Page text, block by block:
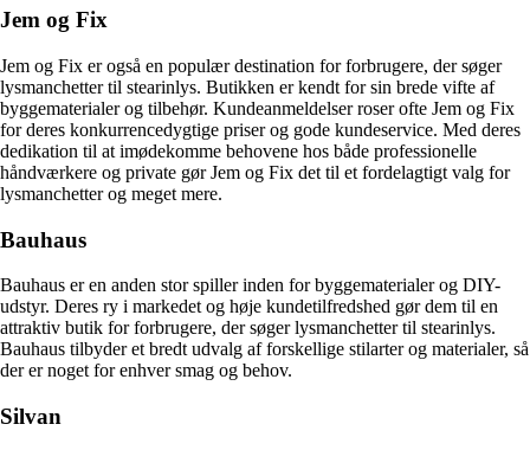
Jem og Fix
Jem og Fix er også en populær destination for forbrugere, der søger
lysmanchetter til stearinlys. Butikken er kendt for sin brede vifte af
byggematerialer og tilbehør. Kundeanmeldelser roser ofte Jem og Fix
for deres konkurrencedygtige priser og gode kundeservice. Med deres
dedikation til at imødekomme behovene hos både professionelle
håndværkere og private gør Jem og Fix det til et fordelagtigt valg for
lysmanchetter og meget mere.
Bauhaus
Bauhaus er en anden stor spiller inden for byggematerialer og DIY-
udstyr. Deres ry i markedet og høje kundetilfredshed gør dem til en
attraktiv butik for forbrugere, der søger lysmanchetter til stearinlys.
Bauhaus tilbyder et bredt udvalg af forskellige stilarter og materialer, så
der er noget for enhver smag og behov.
Silvan